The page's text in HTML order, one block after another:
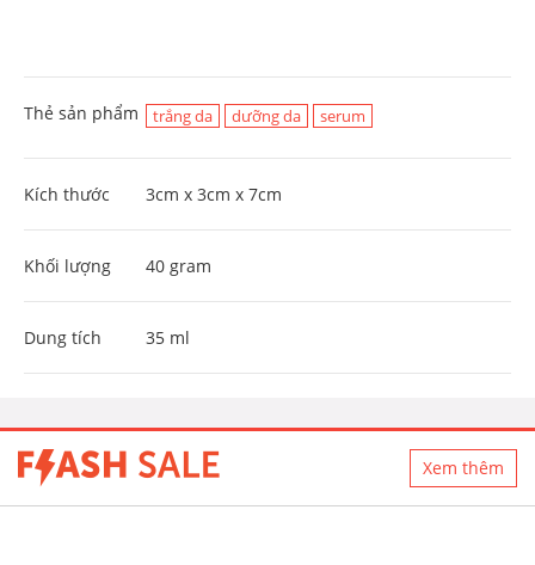
Thẻ sản phẩm trắng da dưỡng da serum
Kích thước 3cm x 3cm x 7cm
Khối lượng 40 gram
Dung tích 35 ml
Xem thêm